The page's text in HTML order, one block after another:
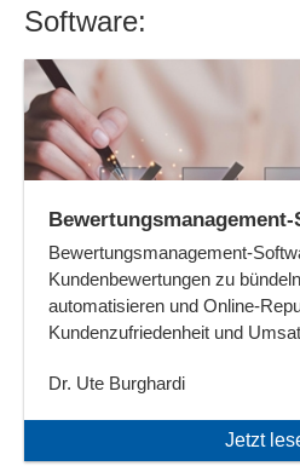
Software:
Bewertungsmanagement-
Kundenbewertungen zu
automatisieren und Online-
Kundenzufriedenheit und
Dr. Ute Burghardi
Jetzt